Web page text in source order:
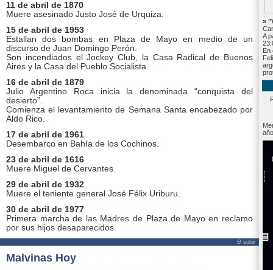
»
A
En
11 de abril de 1870
Muere asesinado Justo José de Urquiza.
15 de abril de 1953
Estallan dos bombas en Plaza de Mayo en medio de un
discurso de Juan Domingo Perón.
Son incendiados el Jockey Club, la Casa Radical de Buenos
Aires y la Casa del Pueblo Socialista.
16 de abril de 1879
Julio Argentino Roca inicia la denominada “conquista del
desierto”.
Comienza el levantamiento de Semana Santa encabezado por
Aldo Rico.
17 de abril de 1961
Desembarco en Bahía de los Cochinos.
23 de abril de 1616
Muere Miguel de Cervantes.
29 de abril de 1932
Muere el teniente general José Félix Uriburu.
30 de abril de 1977
Primera marcha de las Madres de Plaza de Mayo en reclamo
por sus hijos desaparecidos.
Θ subir
Malvinas Hoy